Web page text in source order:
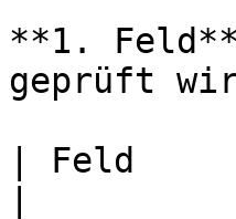
**1. Feld**
geprüft
| Feld